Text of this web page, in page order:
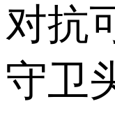
对抗
守卫